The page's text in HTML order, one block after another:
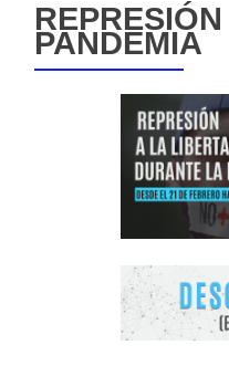
PANDEMIA